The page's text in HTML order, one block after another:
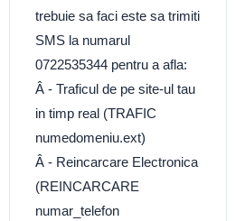
trebuie sa faci este sa trimiti
SMS la numarul
0722535344 pentru a afla:
Â - Traficul de pe site-ul tau
in timp real (TRAFIC
numedomeniu.ext)
Â - Reincarcare Electronica
(REINCARCARE
numar_telefon